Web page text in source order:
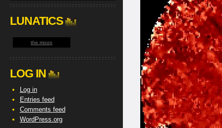
LUNATICS
the moon
LOG IN
Log in
Entries feed
Comments feed
WordPress.org